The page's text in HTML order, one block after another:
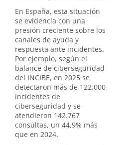
En España, esta situación
se evidencia con una
presión creciente sobre los
canales de ayuda y
respuesta ante incidentes.
Por ejemplo, según el
balance de ciberseguridad
del INCIBE, en 2025 se
detectaron más de 122.000
incidentes de
ciberseguridad y se
atendieron 142.767
consultas, un 44,9% más
que en 2024.